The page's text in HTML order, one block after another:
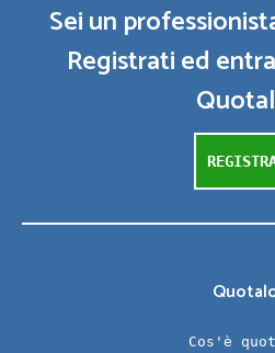
Sei un
Registrati ed
Cos'è